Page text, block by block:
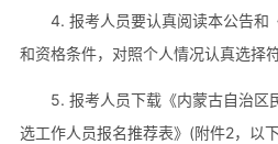
4. 报考人员要认真阅读本公告和
和资格条件，对照个人情况认真选择
5. 报考人员下载《内蒙古自治区
选工作人员报名推荐表》(附件2，以